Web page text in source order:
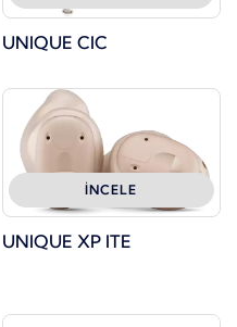
UNIQUE CIC
İNCELE
UNIQUE XP ITE